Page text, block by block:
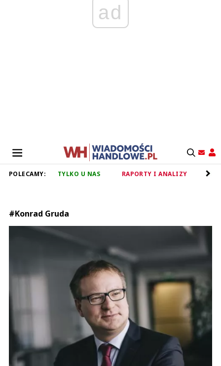
ad
POLECAMY: TYLKO U NAS RAPORTY I ANALIZY
#Konrad Gruda